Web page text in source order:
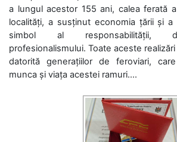
a lungul acestor 155 ani, calea ferată
localități, a susținut economia țării și a
simbol al responsabilității,
profesionalismului. Toate aceste
datorită generațiilor de feroviari,
munca și viața acestei ramuri....